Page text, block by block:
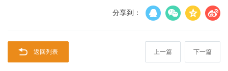
分享到：
返回列表 上一篇 下一篇